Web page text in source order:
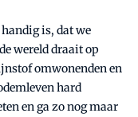
is, dat we
wereld draait op
omwonenden en
hard
en ga zo nog maar